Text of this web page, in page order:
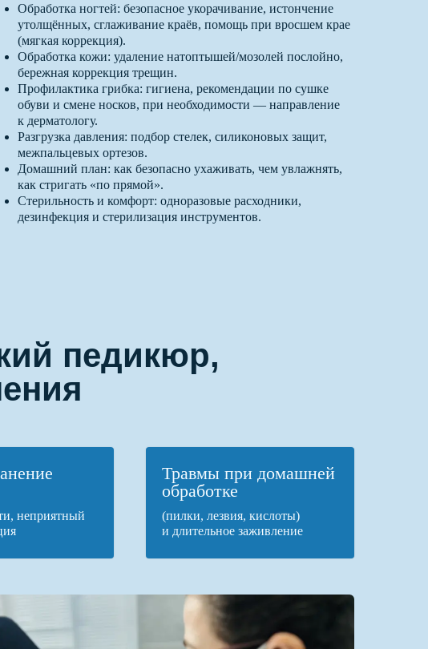
Обработка ногтей: безопасное укорачивание, истончение
утолщённых, сглаживание краёв, помощь при вросшем крае
(мягкая коррекция).
Обработка кожи: удаление натоптышей/мозолей послойно,
бережная коррекция трещин.
Профилактика грибка: гигиена, рекомендации по сушке
обуви и смене носков, при необходимости — направление
к дерматологу.
Разгрузка давления: подбор стелек, силиконовых защит,
межпальцевых ортезов.
Домашний план: как безопасно ухаживать, чем увлажнять,
как стригать «по прямой».
Стерильность и комфорт: одноразовые расходники,
дезинфекция и стерилизация инструментов.
педикюр,
неприятный
Травмы при домашней
обработке
(пилки, лезвия, кислоты)
и длительное заживление